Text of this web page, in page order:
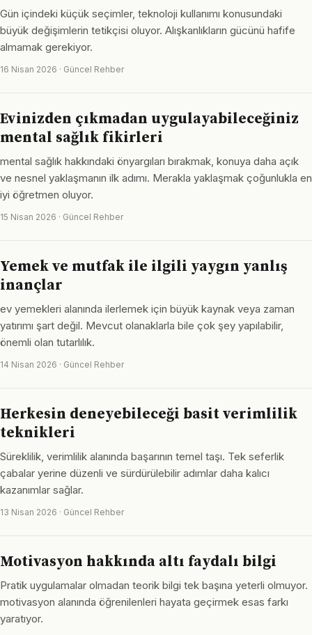
Gün içindeki küçük seçimler, teknoloji kullanımı konusundaki
büyük değişimlerin tetikçisi oluyor. Alışkanlıkların gücünü hafife
almamak gerekiyor.
16 Nisan 2026 · Güncel Rehber
Evinizden çıkmadan uygulayabileceğiniz
mental sağlık fikirleri
mental sağlık hakkındaki önyargıları bırakmak, konuya daha açık
ve nesnel yaklaşmanın ilk adımı. Merakla yaklaşmak çoğunlukla en
iyi öğretmen oluyor.
15 Nisan 2026 · Güncel Rehber
Yemek ve mutfak ile ilgili yaygın yanlış
inançlar
ev yemekleri alanında ilerlemek için büyük kaynak veya zaman
yatırımı şart değil. Mevcut olanaklarla bile çok şey yapılabilir,
önemli olan tutarlılık.
14 Nisan 2026 · Güncel Rehber
Herkesin deneyebileceği basit verimlilik
teknikleri
Süreklilik, verimlilik alanında başarının temel taşı. Tek seferlik
çabalar yerine düzenli ve sürdürülebilir adımlar daha kalıcı
kazanımlar sağlar.
13 Nisan 2026 · Güncel Rehber
Motivasyon hakkında altı faydalı bilgi
Pratik uygulamalar olmadan teorik bilgi tek başına yeterli olmuyor.
motivasyon alanında öğrenilenleri hayata geçirmek esas farkı
yaratıyor.